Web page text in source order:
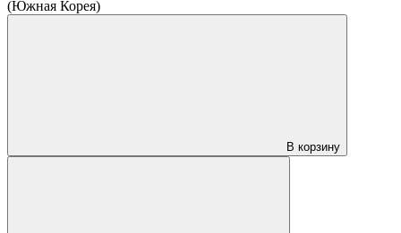
(Южная Корея)
В корзину